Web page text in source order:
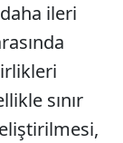
ileri
sınır